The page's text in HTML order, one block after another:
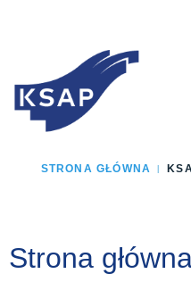
STRONA GŁÓWNA
Jesteś tutaj:
Strona